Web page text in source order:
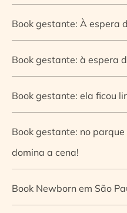
Book gestante: À espera
Book gestante: à espera
Book gestante: ela ficou
Book gestante: no
domina a cena!
Book Newborn em São